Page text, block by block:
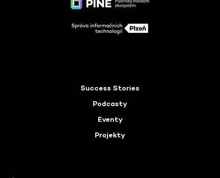
Success Stories
Podcasty
Eventy
Projekty